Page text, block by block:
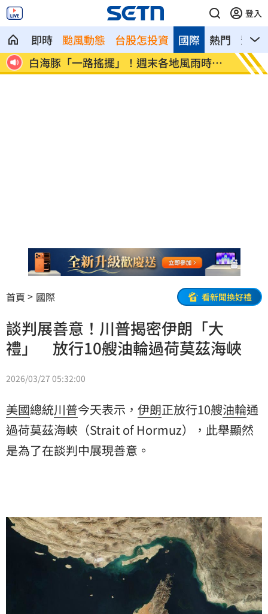
登入
即時 颱風動態 台股怎投資 熱門 影音
國際
白海豚「一路搖擺」！週末各地風雨時程
曝
跨縣
煞
首頁 國際 看新聞換好禮
談判展善意！川普揭密伊朗「大
禮」 放行10艘油輪過荷莫茲海峽
2026/03/27 05:32:00
美國總統川普今天表示， 伊朗正放行10艘油輪通
過荷莫茲海峽（Strait of Hormuz），此舉顯然
是為了在談判中展現善意。